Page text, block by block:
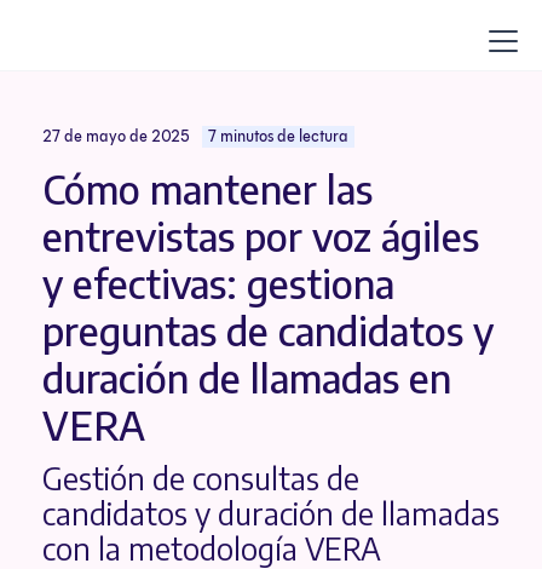
27 de mayo de 2025 7 minutos de lectura
Cómo mantener las
entrevistas por voz ágiles
y efectivas: gestiona
preguntas de candidatos y
duración de llamadas en
VERA
Gestión de consultas de
candidatos y duración de llamadas
con la metodología VERA